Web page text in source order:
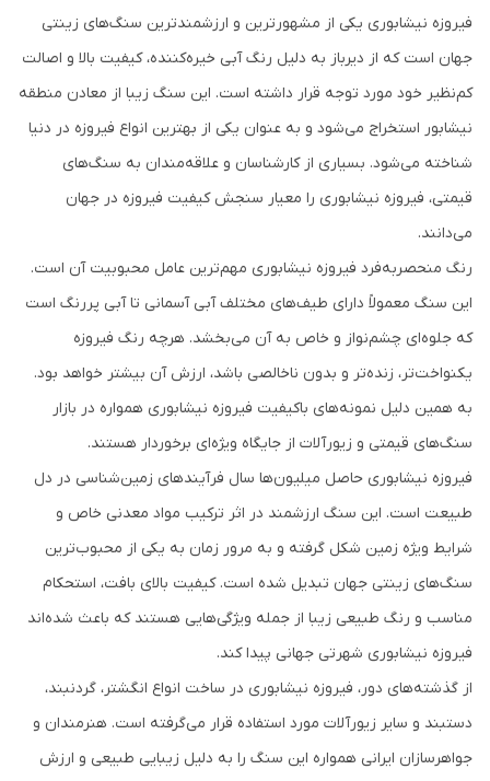
فیروزه نیشابوری یکی از مشهورترین و ارزشمندترین سنگ‌های زینتی
جهان است که از دیرباز به دلیل رنگ آبی خیره‌کننده، کیفیت بالا و اصالت
کم‌نظیر خود مورد توجه قرار داشته است. این سنگ زیبا از معادن منطقه
نیشابور استخراج می‌شود و به عنوان یکی از بهترین انواع فیروزه در دنیا
شناخته می‌شود. بسیاری از کارشناسان و علاقه‌مندان به سنگ‌های
قیمتی، فیروزه نیشابوری را معیار سنجش کیفیت فیروزه در جهان
می‌دانند.
رنگ منحصربه‌فرد فیروزه نیشابوری مهم‌ترین عامل محبوبیت آن است.
این سنگ معمولاً دارای طیف‌های مختلف آبی آسمانی تا آبی پررنگ است
که جلوه‌ای چشم‌نواز و خاص به آن می‌بخشد. هرچه رنگ فیروزه
یکنواخت‌تر، زنده‌تر و بدون ناخالصی باشد، ارزش آن بیشتر خواهد بود.
به همین دلیل نمونه‌های باکیفیت فیروزه نیشابوری همواره در بازار
سنگ‌های قیمتی و زیورآلات از جایگاه ویژه‌ای برخوردار هستند.
فیروزه نیشابوری حاصل میلیون‌ها سال فرآیندهای زمین‌شناسی در دل
طبیعت است. این سنگ ارزشمند در اثر ترکیب مواد معدنی خاص و
شرایط ویژه زمین شکل گرفته و به مرور زمان به یکی از محبوب‌ترین
سنگ‌های زینتی جهان تبدیل شده است. کیفیت بالای بافت، استحکام
مناسب و رنگ طبیعی زیبا از جمله ویژگی‌هایی هستند که باعث شده‌اند
فیروزه نیشابوری شهرتی جهانی پیدا کند.
از گذشته‌های دور، فیروزه نیشابوری در ساخت انواع انگشتر، گردنبند،
دستبند و سایر زیورآلات مورد استفاده قرار می‌گرفته است. هنرمندان و
جواهرسازان ایرانی همواره این سنگ را به دلیل زیبایی طبیعی و ارزش